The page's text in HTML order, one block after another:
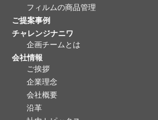
フィルムの商品管理
ご提案事例
チャレンジナニワ
企画チームとは
会社情報
ご挨拶
企業理念
会社概要
沿革